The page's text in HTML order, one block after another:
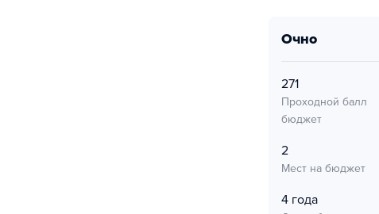
очно
271
Проходной балл
бюджет
2
Мест на бюджет
4 года